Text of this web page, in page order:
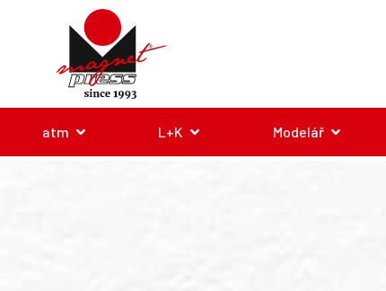
atm L+K Modelář